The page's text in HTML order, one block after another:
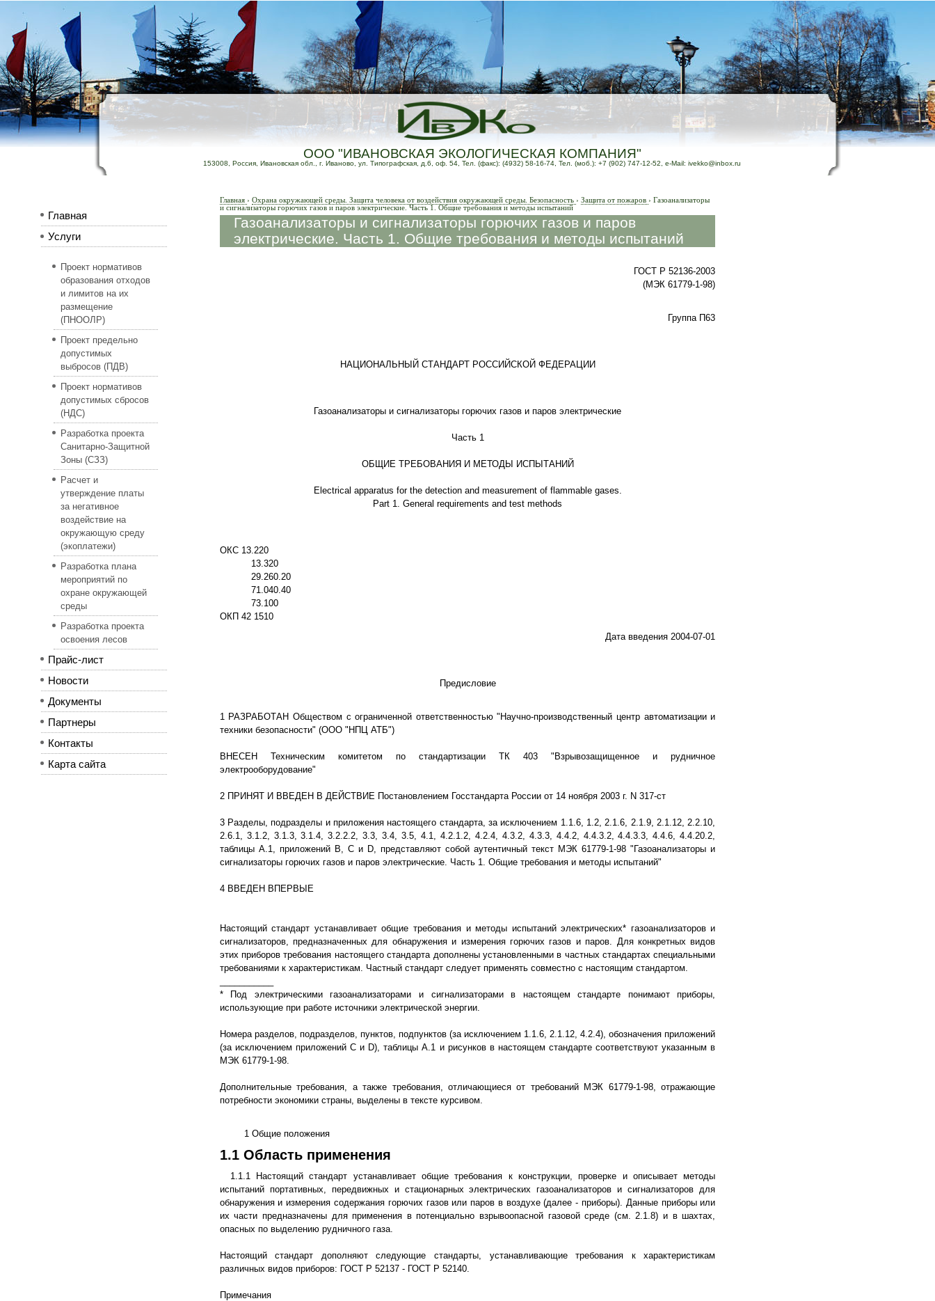
ООО "ИВАНОВСКАЯ ЭКОЛОГИЧЕСКАЯ КОМПАНИЯ"
153008, Россия, Ивановская обл., г. Иваново, ул. Типографская, д.6, оф. 54, Тел. (факс): (4932) 58-16-74, Тел. (моб.): +7 (902) 747-12-52, e-Mail: ivekko@inbox.ru
Главная
Услуги
Проект нормативов
образования отходов
и лимитов на их
размещение
(ПНООЛР)
Проект предельно
допустимых
выбросов (ПДВ)
Проект нормативов
допустимых сбросов
(НДС)
Разработка проекта
Санитарно-Защитной
Зоны (СЗЗ)
Расчет и
утверждение платы
за негативное
воздействие на
окружающую среду
(экоплатежи)
Разработка плана
мероприятий по
охране окружающей
среды
Разработка проекта
освоения лесов
Прайс-лист
Новости
Документы
Партнеры
Контакты
Карта сайта
Главная › Охрана окружающей среды. Защита человека от воздействия окружающей среды. Безопасность › Защита от пожаров › Газоанализаторы
и сигнализаторы горючих газов и паров электрические. Часть 1. Общие требования и методы испытаний
Газоанализаторы и сигнализаторы горючих газов и паров
электрические. Часть 1. Общие требования и методы испытаний
ГОСТ Р 52136-2003
(МЭК 61779-1-98)
Группа П63
НАЦИОНАЛЬНЫЙ СТАНДАРТ РОССИЙСКОЙ ФЕДЕРАЦИИ
Газоанализаторы и сигнализаторы горючих газов и паров электрические
Часть 1
ОБЩИЕ ТРЕБОВАНИЯ И МЕТОДЫ ИСПЫТАНИЙ
Electrical apparatus for the detection and measurement of flammable gases.
Part 1. General requirements and test methods
ОКС 13.220
13.320
29.260.20
71.040.40
73.100
ОКП 42 1510
Дата введения 2004-07-01
Предисловие
1 РАЗРАБОТАН Обществом с ограниченной ответственностью "Научно-производственный центр автоматизации и
техники безопасности" (ООО "НПЦ АТБ")
ВНЕСЕН Техническим комитетом по стандартизации ТК 403 "Взрывозащищенное и рудничное
электрооборудование"
2 ПРИНЯТ И ВВЕДЕН В ДЕЙСТВИЕ Постановлением Госстандарта России от 14 ноября 2003 г. N 317-ст
3 Разделы, подразделы и приложения настоящего стандарта, за исключением 1.1.6, 1.2, 2.1.6, 2.1.9, 2.1.12, 2.2.10,
2.6.1, 3.1.2, 3.1.3, 3.1.4, 3.2.2.2, 3.3, 3.4, 3.5, 4.1, 4.2.1.2, 4.2.4, 4.3.2, 4.3.3, 4.4.2, 4.4.3.2, 4.4.3.3, 4.4.6, 4.4.20.2,
таблицы А.1, приложений В, С и D, представляют собой аутентичный текст МЭК 61779-1-98 "Газоанализаторы и
сигнализаторы горючих газов и паров электрические. Часть 1. Общие требования и методы испытаний"
4 ВВЕДЕН ВПЕРВЫЕ
Настоящий стандарт устанавливает общие требования и методы испытаний электрических* газоанализаторов и
сигнализаторов, предназначенных для обнаружения и измерения горючих газов и паров. Для конкретных видов
этих приборов требования настоящего стандарта дополнены установленными в частных стандартах специальными
требованиями к характеристикам. Частный стандарт следует применять совместно с настоящим стандартом.
* Под электрическими газоанализаторами и сигнализаторами в настоящем стандарте понимают приборы,
использующие при работе источники электрической энергии.
Номера разделов, подразделов, пунктов, подпунктов (за исключением 1.1.6, 2.1.12, 4.2.4), обозначения приложений
(за исключением приложений С и D), таблицы A.1 и рисунков в настоящем стандарте соответствуют указанным в
МЭК 61779-1-98.
Дополнительные требования, а также требования, отличающиеся от требований МЭК 61779-1-98, отражающие
потребности экономики страны, выделены в тексте курсивом.
1 Общие положения
1.1 Область применения
1.1.1 Настоящий стандарт устанавливает общие требования к конструкции, проверке и описывает методы
испытаний портативных, передвижных и стационарных электрических газоанализаторов и сигнализаторов для
обнаружения и измерения содержания горючих газов или паров в воздухе (далее - приборы). Данные приборы или
их части предназначены для применения в потенциально взрывоопасной газовой среде (см. 2.1.8) и в шахтах,
опасных по выделению рудничного газа.
Настоящий стандарт дополняют следующие стандарты, устанавливающие требования к характеристикам
различных видов приборов: ГОСТ Р 52137 - ГОСТ Р 52140.
Примечания